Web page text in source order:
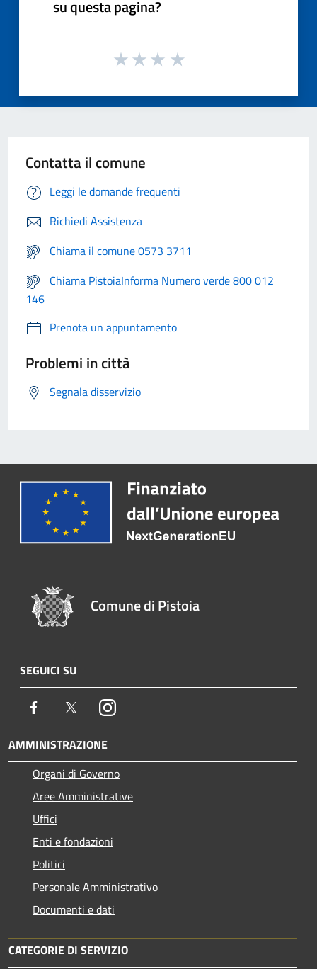
su questa pagina?
Contatta il comune
Leggi le domande frequenti
Richiedi Assistenza
Chiama il comune 0573 3711
Chiama PistoiaInforma Numero verde 800 012
146
Prenota un appuntamento
Problemi in città
Segnala disservizio
Comune di Pistoia
SEGUICI SU
Facebook TwitterInstagram
AMMINISTRAZIONE
Organi di Governo
Aree Amministrative
Uffici
Enti e fondazioni
Politici
Personale Amministrativo
Documenti e dati
CATEGORIE DI SERVIZIO